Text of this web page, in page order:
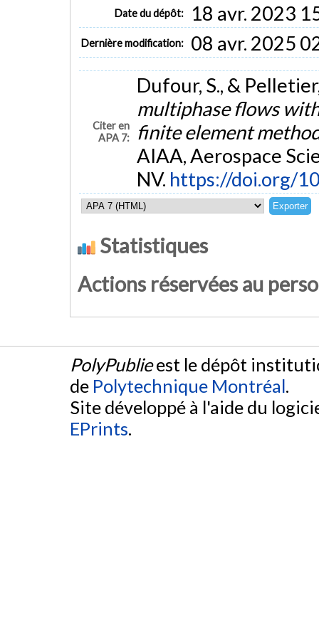
Date du dépôt: 18 avr. 2023
Dernière modification: 08 avr. 2025
Citer en
APA 7:
Dufour, S., &
multiphase flows
finite element
AIAA, Aerospace
NV. https://doi.org/
Statistiques
Actions réservées au
PolyPublieest le dépôt
de Polytechnique Montréal.
Site développé à l'aide du
EPrints.